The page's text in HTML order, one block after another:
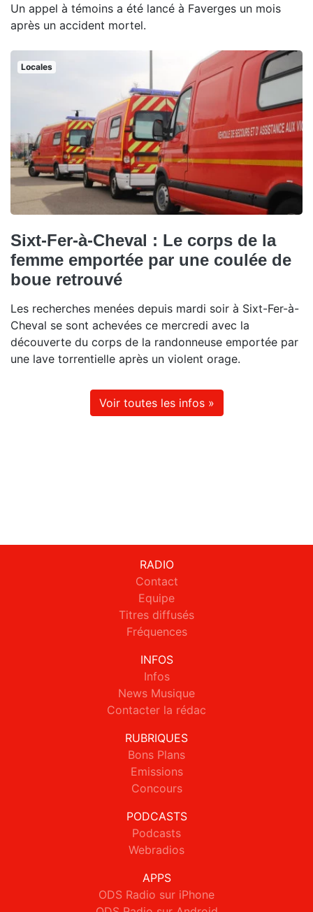
Un appel à témoins a été lancé à Faverges un mois
après un accident mortel.
Locales
Sixt-Fer-à-Cheval : Le corps de la
femme emportée par une coulée de
boue retrouvé
Les recherches menées depuis mardi soir à Sixt-Fer-à-
Cheval se sont achevées ce mercredi avec la
découverte du corps de la randonneuse emportée par
une lave torrentielle après un violent orage.
Voir toutes les infos »
RADIO
Contact
Equipe
Titres diffusés
Fréquences
INFOS
Infos
News Musique
Contacter la rédac
RUBRIQUES
Bons Plans
Emissions
Concours
PODCASTS
Podcasts
Webradios
APPS
ODS Radio sur iPhone